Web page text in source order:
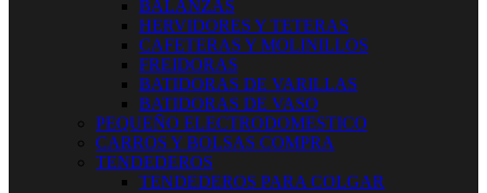
BALANZAS
HERVIDORES Y TETERAS
CAFETERAS Y MOLINILLOS
FREIDORAS
BATIDORAS DE VARILLAS
BATIDORAS DE VASO
PEQUEÑO ELECTRODOMESTICO
CARROS Y BOLSAS COMPRA
TENDEDEROS
TENDEDEROS PARA COLGAR